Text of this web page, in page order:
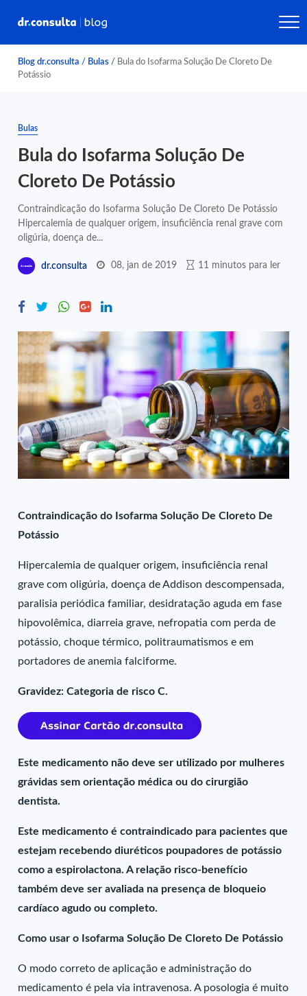
Blog dr.consulta / Bulas / Bula do Isofarma Solução De Cloreto De
Potássio
Bulas
Bula do Isofarma Solução De
Cloreto De Potássio
Contraindicação do Isofarma Solução De Cloreto De Potássio
Hipercalemia de qualquer origem, insuficiência renal grave com
oligúria, doença de...
dr.consulta 08, jan de 2019 11 minutos para ler
Contraindicação do Isofarma Solução De Cloreto De
Potássio
Hipercalemia de qualquer origem, insuficiência renal
grave com oligúria, doença de Addison descompensada,
paralisia periódica familiar, desidratação aguda em fase
hipovolêmica, diarreia grave, nefropatia com perda de
potássio, choque térmico, politraumatismos e em
portadores de anemia falciforme.
Gravidez: Categoria de risco C.
Este medicamento não deve ser utilizado por mulheres
grávidas sem orientação médica ou do cirurgião
dentista.
Este medicamento é contraindicado para pacientes que
estejam recebendo diuréticos poupadores de potássio
como a espirolactona. A relação risco-benefício
também deve ser avaliada na presença de bloqueio
cardíaco agudo ou completo.
Como usar o Isofarma Solução De Cloreto De Potássio
O modo correto de aplicação e administração do
medicamento é pela via intravenosa. A posologia é muito